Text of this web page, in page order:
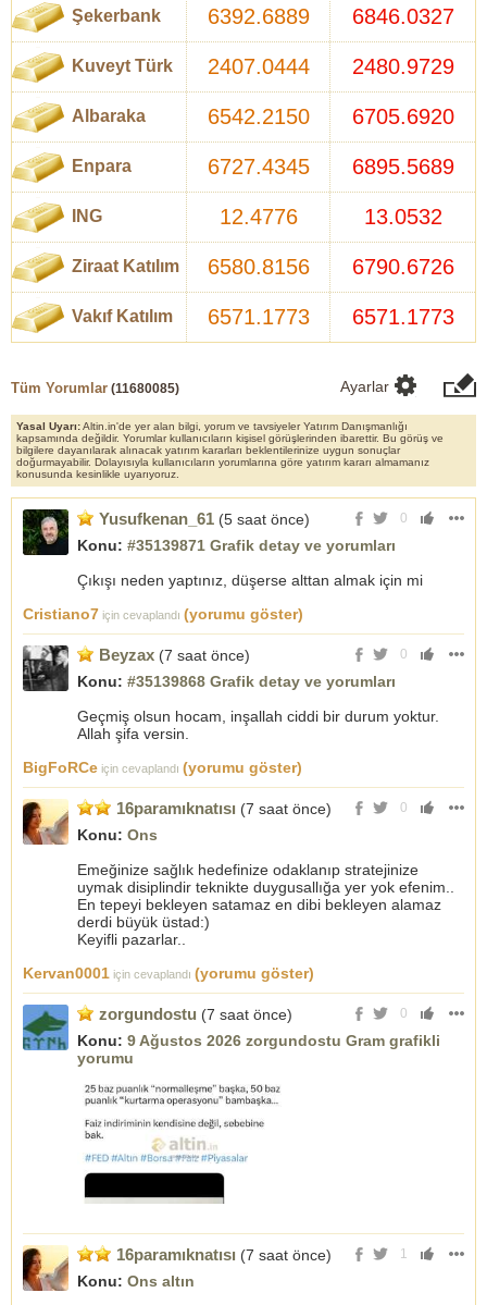
Şekerbank 6392.6889 6846.0327
Kuveyt Türk 2407.0444 2480.9729
Albaraka 6542.2150 6705.6920
Enpara 6727.4345 6895.5689
ING 12.4776 13.0532
Ziraat Katılım 6580.8156 6790.6726
Vakıf Katılım 6571.1773 6571.1773
Tüm Yorumlar (11680085) Ayarlar
Yasal Uyarı:Altin.in'de yer alan bilgi, yorum ve tavsiyeler Yatırım Danışmanlığı
kapsamında değildir. Yorumlar kullanıcıların kişisel görüşlerinden ibarettir. Bu görüş ve
bilgilere dayanılarak alınacak yatırım kararları beklentilerinize uygun sonuçlar
doğurmayabilir. Dolayısıyla kullanıcıların yorumlarına göre yatırım kararı almamanız
konusunda kesinlikle uyarıyoruz.
0
Yusufkenan_61 (5 saat önce)
Konu: #35139871 Grafik detay ve yorumları
Çıkışı neden yaptınız, düşerse alttan almak için mi
Cristiano7 için cevaplandı (yorumu göster)
0
Beyzax (7 saat önce)
Konu: #35139868 Grafik detay ve yorumları
Geçmiş olsun hocam, inşallah ciddi bir durum yoktur.
Allah şifa versin.
BigFoRCe için cevaplandı (yorumu göster)
0
16paramıknatısı (7 saat önce)
Konu: Ons
Emeğinize sağlık hedefinize odaklanıp stratejinize
uymak disiplindir teknikte duygusallığa yer yok efenim..
En tepeyi bekleyen satamaz en dibi bekleyen alamaz
derdi büyük üstad:)
Keyifli pazarlar..
Kervan0001 için cevaplandı (yorumu göster)
0
zorgundostu (7 saat önce)
Konu: 9 Ağustos 2026 zorgundostu Gram grafikli
yorumu
1
16paramıknatısı (7 saat önce)
Konu: Ons altın